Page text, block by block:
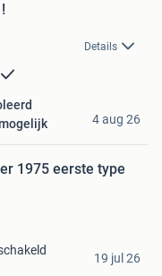
Details
4 aug 26
1975 eerste type
19 jul 26